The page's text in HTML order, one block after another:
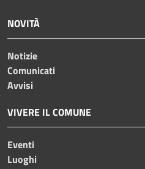
NOVITÀ
Notizie
Comunicati
Avvisi
VIVERE IL COMUNE
Eventi
Luoghi